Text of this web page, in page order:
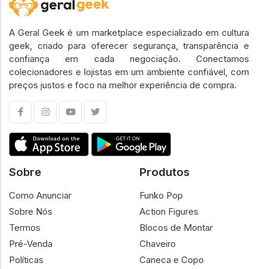
A Geral Geek é um marketplace especializado em cultura
geek, criado para oferecer segurança, transparência e
confiança em cada negociação. Conectamos
colecionadores e lojistas em um ambiente confiável, com
preços justos e foco na melhor experiência de compra.
Sobre
Como Anunciar
Sobre Nós
Termos
Pré-Venda
Políticas
Produtos
Funko Pop
Action Figures
Blocos de Montar
Chaveiro
Caneca e Copo